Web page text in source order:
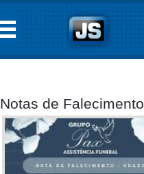
Notas de Falecimento